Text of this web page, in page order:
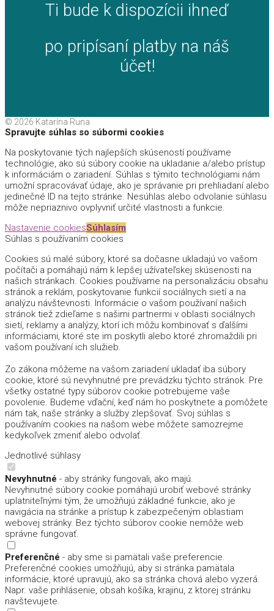
Ti bude k dispozícii ihneď
po pripísaní platby na náš
účet!
© 2026 Katarína Runa
Spravujte súhlas so súbormi cookies
Na poskytovanie tých najlepších skúseností používame
technológie, ako sú súbory cookie na ukladanie a/alebo prístup
k informáciám o zariadení. Súhlas s týmito technológiami nám
umožní spracovávať údaje, ako je správanie pri prehliadaní alebo
jedinečné ID na tejto stránke. Nesúhlas alebo odvolanie súhlasu
môže nepriaznivo ovplyvniť určité vlastnosti a funkcie.
Nastavenie cookiesSúhlasím
Súhlas s používaním cookies
Cookies sú malé súbory, ktoré sa dočasne ukladajú vo vašom
počítači a pomáhajú nám k lepšej užívateľskej skúsenosti na
našich stránkach. Cookies používame na personalizáciu obsahu
stránok a reklám, poskytovanie funkcií sociálnych sietí a na
analýzu návštevnosti. Informácie o vašom používaní našich
stránok tiež zdieľame s našimi partnermi v oblasti sociálnych
sietí, reklamy a analýzy, ktorí ich môžu kombinovať s ďalšími
informáciami, ktoré ste im poskytli alebo ktoré zhromaždili pri
vašom používaní ich služieb.
Zo zákona môžeme na vašom zariadení ukladať iba súbory
cookie, ktoré sú nevyhnutné pre prevádzku týchto stránok. Pre
všetky ostatné typy súborov cookie potrebujeme vaše
povolenie. Budeme vďační, keď nám ho poskytnete a pomôžete
nám tak, naše stránky a služby zlepšovať. Svoj súhlas s
používaním cookies na našom webe môžete samozrejme
kedykoľvek zmeniť alebo odvolať.
Jednotlivé súhlasy
Nevyhnutné - aby stránky fungovali, ako majú.
Nevyhnutné súbory cookie pomáhajú urobiť webové stránky
uplatniteľnými tým, že umožňujú základné funkcie, ako je
navigácia na stránke a prístup k zabezpečeným oblastiam
webovej stránky. Bez týchto súborov cookie nemôže web
správne fungovať.
Preferenčné - aby sme si pamätali vaše preferencie.
Preferenčné cookies umožňujú, aby si stránka pamätala
informácie, ktoré upravujú, ako sa stránka chová alebo vyzerá.
Napr. vaše prihlásenie, obsah košíka, krajinu, z ktorej stránku
navštevujete.